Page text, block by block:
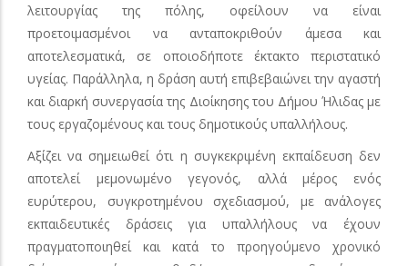
λειτουργίας της πόλης, οφείλουν να είναι
προετοιμασμένοι να ανταποκριθούν άμεσα και
αποτελεσματικά, σε οποιοδήποτε έκτακτο περιστατικό
υγείας. Παράλληλα, η δράση αυτή επιβεβαιώνει την αγαστή
και διαρκή συνεργασία της Διοίκησης του Δήμου Ήλιδας με
τους εργαζομένους και τους δημοτικούς υπαλλήλους.
Αξίζει να σημειωθεί ότι η συγκεκριμένη εκπαίδευση δεν
αποτελεί μεμονωμένο γεγονός, αλλά μέρος ενός
ευρύτερου, συγκροτημένου σχεδιασμού, με ανάλογες
εκπαιδευτικές δράσεις για υπαλλήλους να έχουν
πραγματοποιηθεί και κατά το προηγούμενο χρονικό